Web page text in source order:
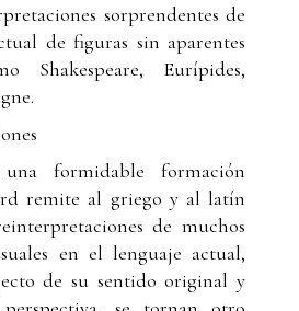
sorprendentes de
de figuras sin aparentes
Shakespeare, Eurípides,
una formidable formación
remite al griego y al latín
de muchos
en el lenguaje actual,
de su sentido original y